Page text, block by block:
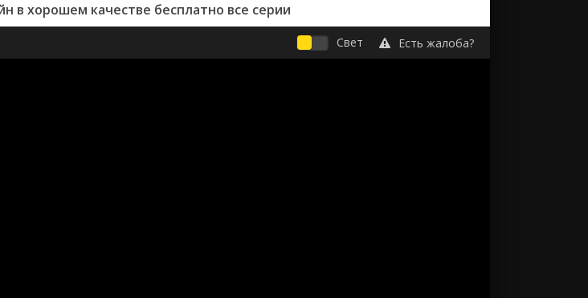
в хорошем качестве бесплатно все серии
Свет Есть жалоба?